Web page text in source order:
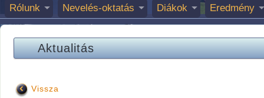
Rólunk Nevelés-oktatás Diákok Eredmény
Aktualitás
Vissza